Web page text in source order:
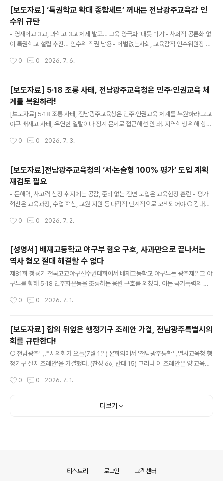
근 언론보도를 통해 전남광주통합특별시교육감을 둘러싸
고 ①해외 공무출장 중 카지노 도박 의혹 ②의혹 무마를 위
한 거액의 금품 제공 시도 의혹 ③현직 교육장의 선거 개입
정황이 잇따라 제기되었습니다. ■ 이에 전남과 광주의 교
육시민사회단체는 공직선거법 위반 소지가 있는 사안에 대
거관리위원회에 공식 신고서를 접수합니다. 기자회견문은
[보도자료] ‘특권학교 확대 종합세트’ 꺼내든 전남광주교육감 인
수위 규탄
- 영재학교 3교, 과학고 3교 체제 발표… 교육 양극화 ‘대못 박기’- 사회적 공론화 없
이 특권학교 설립 추진… 인수위 직권 남용 - 학벌없는사회, 교육감직 인수위원장 면
는 「외국교육기관 설립·운영 조례안」을 입법예고하며 ‘내국인 귀족학교 설립’을 추진
신설·특화하겠다는 이른바 ‘특권학교 종합세트’ 구상을 발표했다. - 우리 단체는 교육
공공성을 무너뜨리고 지역 내 학교 서열화와 교육 불평등을 극단적으로 심화시킬 인
수위의 이번 발표내용에 반대하며, 전면 재검토를 촉구한다. ○ 인수위 구상의 핵심
은 광주과학고에 더해 GIST 부설 AI영재학교,..
0 0 2026. 7. 6.
[보도자료] 5·18 조롱 사태, 전남광주교육청은 민주·인권교육 체
계를 복원하라!
[보도자료] 5·18 조롱 사태, 전남광주교육청은 민주·인권교육 체계를 복원하라!고교
야구 배재고 사태, 우연한 일탈이나 징계 문제로 접근해선 안 돼. 지역학생 위해 항의
례, 민주시민교육조례 조속히 제정 촉구. ○ 제81회 청룡기 전국고교야구선수권대회
했다. 우리 교육이 학생들에게 민주주의와 인권, 역사에 대한 올바른 가치관을 충분
히 길러주고 있는지 근본적으로 되돌아보게 하는 사건이다. 타인을 존중하고 공정한
경쟁을 배워야 할 스포츠 현장에서 민주주의의 역사를 희화화하고 혐오를 조장하는
구호가 등장한 것은 결코 가볍게 넘길 일이 아니다. 더욱이 ..
0 0 2026. 7. 3.
[보도자료]전남광주교육청의 ‘서·논술형 100% 평가’ 도입 계획
재검토 필요
- 문해력, 사고력 신장 취지에는 공감, 준비 없는 전면 도입은 교육현장 혼란 - 평가
혁신은 교육과정, 수업 혁신, 교원 지원 등 다각적 단계적으로 모색되어야 ○ 김대중
객관식을 없애고, 전국 최초로 '서·논술형 100% 평가'를 도입하겠다고 밝혔다. 학생
합의 없이 특정 평가 방식을 전면적으로 적용하는 것은 교육 현장에 적지 않은 혼란
을 가져올 수 있다는 점에서 우리 단체는 깊은 우려를 표한다. ○ 평가 방식만 바꾼다
고 평가 혁신이 이루어지지 않는다. 학생들의 문해력과 사고력은 독서교육, 토론과
탐구 중심 수업, 교육과정 운영, 교사의 전문성 ..
0 0 2026. 7. 2.
[성명서] 배재고등학교 야구부 혐오 구호, 사과만으로 끝나서는
역사 혐오 절대 해결할 수 없다
제81회 청룡기 전국고교야구선수권대회에서 배재고등학교 야구부는 광주제일고 야
구부를 향해 5·18 민주화운동을 조롱하는 응원 구호를 외쳤다. 이는 국가폭력의 아
대응은 책임 회피였다. 첫 사과문은 “일부 학생 선수의 부적절한 응원 구호”라는 식
응으로 비판받았다. 이후 2차 사과문에서 “윤리의식과 역사인식의 총체적 붕괴”라
고 말을 바꿨지만, 이미 사과문의 진정성에 대한 의문은 커진 상태다. 고교 운동부는
승패만을 겨루는 공간이 아니라, 공정한 경쟁과 더불어 상대팀을 존중하는 시민의식
을 배우는 교육 현장이어야 한다. 경기 중 부적절한 구호가 나왔..
0 0 2026. 7. 1.
[보도자료] 합의 뒤엎은 행정기구 조례안 가결, 전남광주특별시의
회를 규탄한다!
○ 전남광주특별시의회가 오늘(7월 1일) 본회의에서 '전남광주통합특별시교육청 행
정기구 설치 조례안'을 가결했다. (찬성 66, 반대 15) 그러나 이 조례안은 양 교육청
있다. ‘통합’의 기본 토양인 상생과 신뢰를 허물면서 ‘통합’ 교육청의 첫발을 내디딘
법예고만 거쳐 공론화 과정도 없이 변경한 것은 통합교육청 조직 설계의 핵심 원칙을
0 0 2026. 7. 1.
더보기
티스토리 로그인 고객센터